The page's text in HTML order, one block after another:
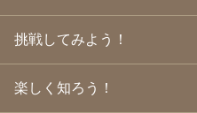
2009年2月(19)
2009年1月(25)
2008年12月 (22)
挑戦してみよう！
楽しく知ろう！